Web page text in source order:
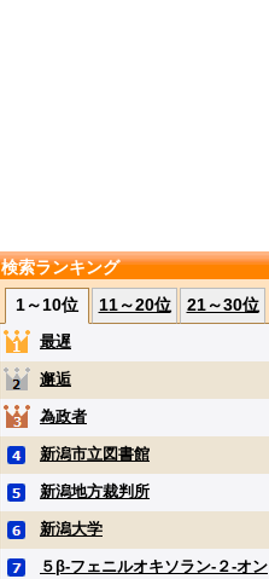
検索ランキング
1～10位
11～20位 21～30位
最遅
邂逅
為政者
新潟市立図書館
新潟地方裁判所
新潟大学
５β‐フェニルオキソラン‐２‐オン